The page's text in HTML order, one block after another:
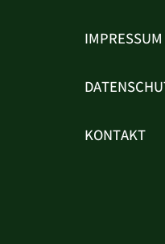
IMPRESSUM
KONTAKT